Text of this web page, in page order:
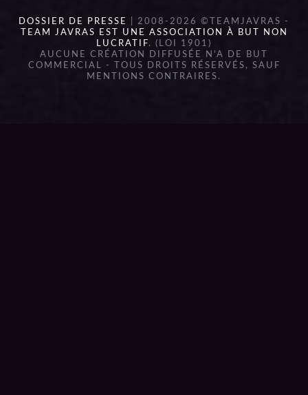
DOSSIER DE PRESSE
| 2008-2026 ©TEAMJAVRAS -
TEAM JAVRAS EST UNE ASSOCIATION À BUT NON
LUCRATIF. (LOI 1901)
AUCUNE CRÉATION DIFFUSÉE N'A DE BUT
COMMERCIAL - TOUS DROITS RÉSERVÉS, SAUF
MENTIONS CONTRAIRES.